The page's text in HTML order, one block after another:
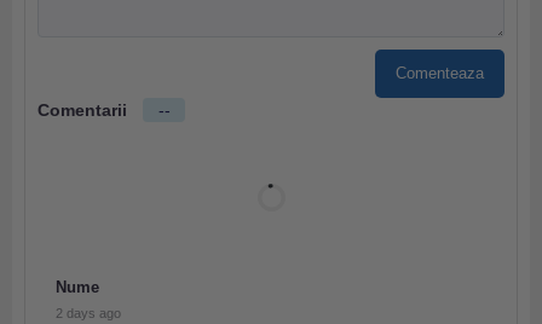
Comenteaza
Comentarii --
Nume
2 days ago